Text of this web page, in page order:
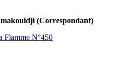
(Correspondant)
Flamme N°450